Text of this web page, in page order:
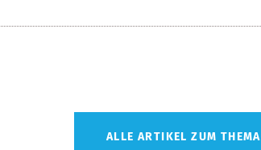
ALLE ARTIKEL ZUM THEMA